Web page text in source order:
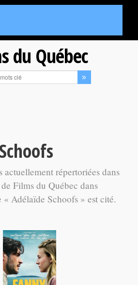
du Québec
répertoriées dans
Films du Québec dans
« Adélaïde Schoofs » est cité.